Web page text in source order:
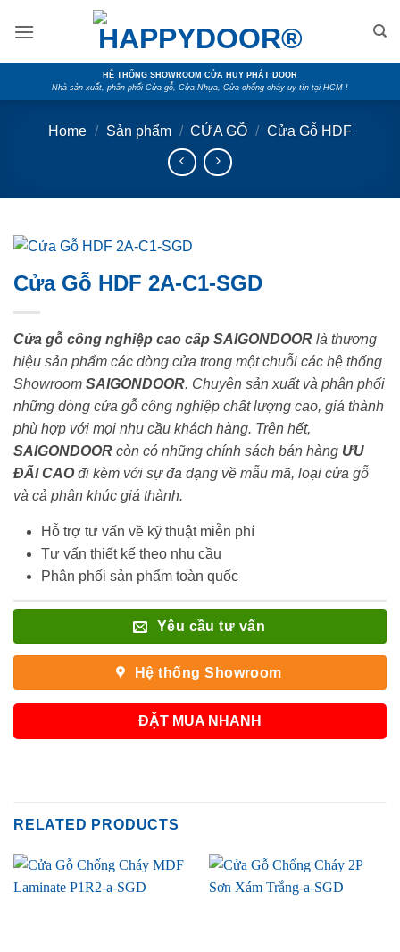
HỆ THỐNG SHOWROOM CỬA HUY PHÁT DOOR
Nhà sản xuất, phân phối Cửa gỗ, Cửa Nhựa, Cửa chống cháy uy tín tại HCM !
Home / Sản phẩm / CỬA GỖ / Cửa Gỗ HDF
Cửa Gỗ HDF 2A-C1-SGD
Cửa gỗ công nghiệp cao cấp SAIGONDOOR là thương
hiệu sản phẩm các dòng cửa trong một chuỗi các hệ thống
Showroom SAIGONDOOR. Chuyên sản xuất và phân phối
những dòng cửa gỗ công nghiệp chất lượng cao, giá thành
phù hợp với mọi nhu cầu khách hàng. Trên hết,
SAIGONDOOR còn có những chính sách bán hàng ƯU
ĐÃI CAOđi kèm với sự đa dạng về mẫu mã, loại cửa gỗ
và cả phân khúc giá thành.
Hỗ trợ tư vấn về kỹ thuật miễn phí
Tư vấn thiết kế theo nhu cầu
Phân phối sản phẩm toàn quốc
Yêu cầu tư vấn
Hệ thống Showroom
ĐẶT MUA NHANH
RELATED PRODUCTS